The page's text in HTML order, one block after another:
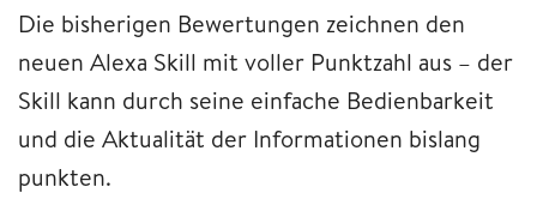
Die bisherigen Bewertungen zeichnen den
neuen Alexa Skill mit voller Punktzahl aus – der
Skill kann durch seine einfache Bedienbarkeit
und die Aktualität der Informationen bislang
punkten.